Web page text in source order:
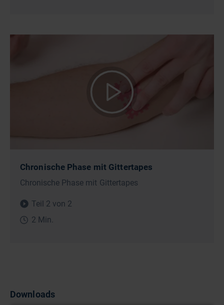
Chronische Phase mit Gittertapes
Chronische Phase mit Gittertapes
Teil 2 von 2
2 Min.
Downloads